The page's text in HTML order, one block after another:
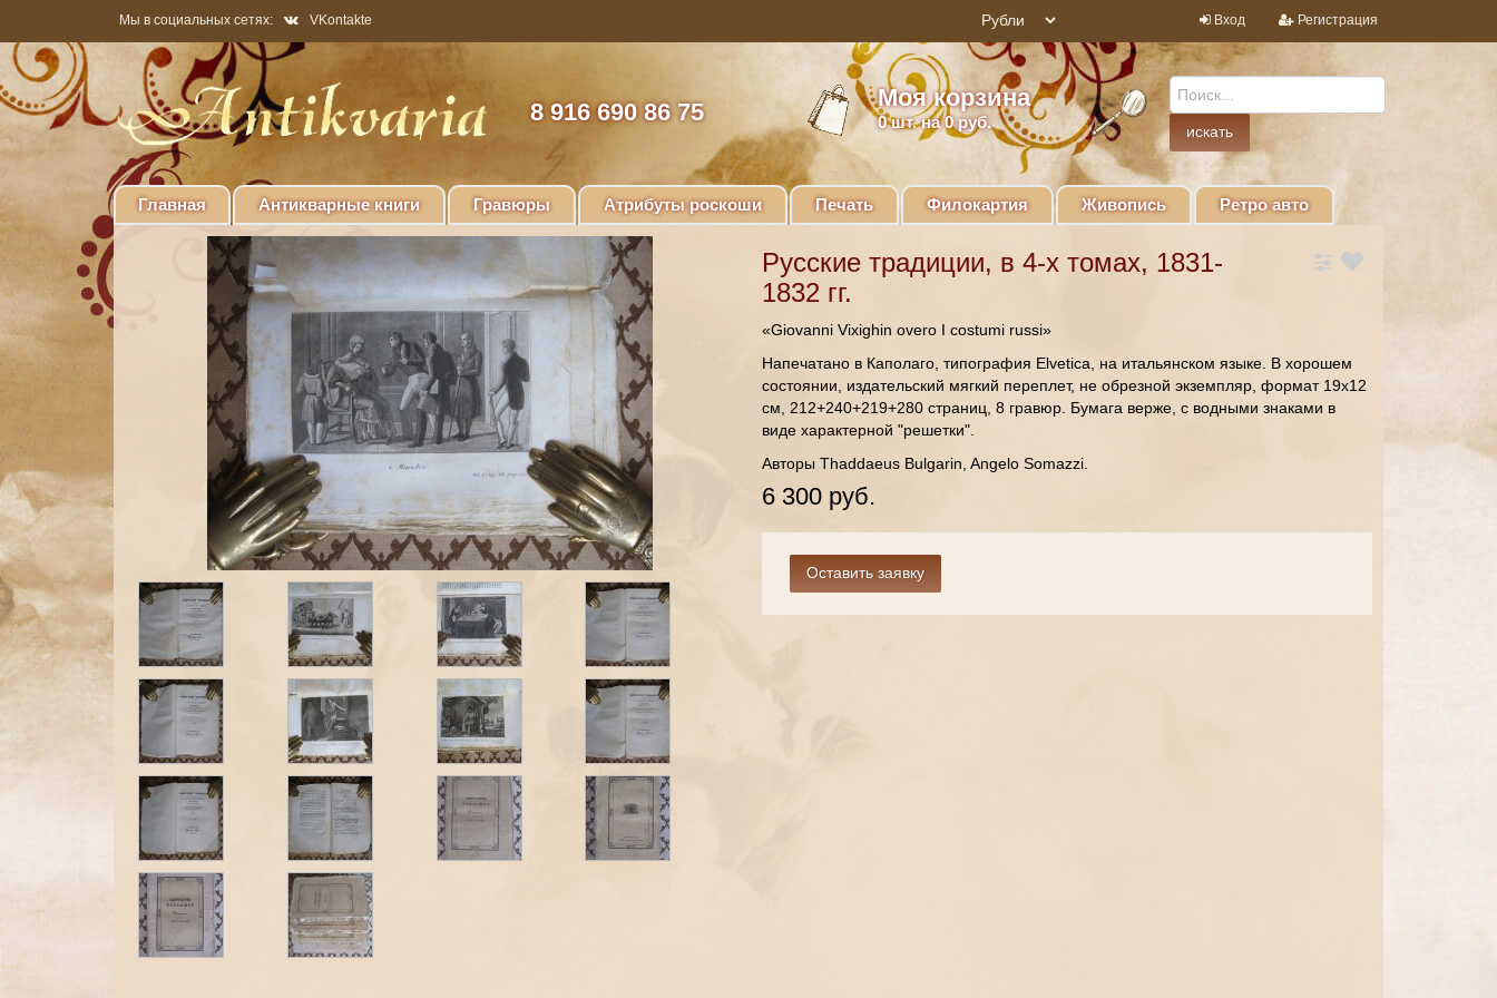
Мы в социальных сетях: VKontakte Вход Регистрация
8 916 690 86 75
Моя корзина
0шт. на 0 руб.
Главная Антикварные книги Гравюры Атрибуты роскоши Печать Филокартия Живопись Ретро авто
Русские традиции, в 4-х томах, 1831-
1832 гг.
«Giovanni Vixighin overo I costumi russi»
Напечатано в Каполаго, типография Elvetica, на итальянском языке. В хорошем
состоянии, издательский мягкий переплет, не обрезной экземпляр, формат 19х12
см, 212+240+219+280 страниц, 8 гравюр. Бумага верже, с водными знаками в
виде характерной "решетки".
Авторы Thaddaeus Bulgarin, Angelo Somazzi.
6 300 руб.